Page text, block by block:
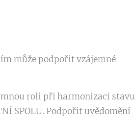
může podpořit vzájemné
roli při harmonizaci stavu
SPOLU. Podpořit uvědomění